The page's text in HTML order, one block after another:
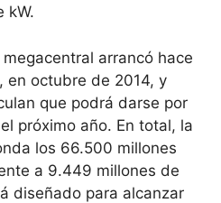
kW.
arrancó hace
en octubre de 2014, y
que podrá darse por
próximo año. En total, la
los 66.500 millones
a 9.449 millones de
diseñado para alcanzar